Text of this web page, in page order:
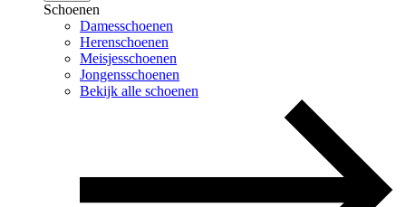
Schoenen
Damesschoenen
Herenschoenen
Meisjesschoenen
Jongensschoenen
Bekijk alle schoenen